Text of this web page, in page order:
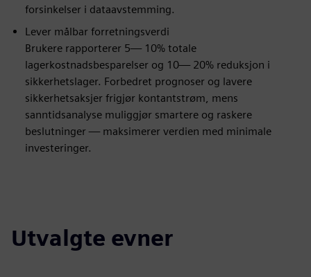
forsinkelser i dataavstemming.
Lever målbar forretningsverdi
Brukere rapporterer 5— 10% totale
lagerkostnadsbesparelser og 10— 20% reduksjon i
sikkerhetslager. Forbedret prognoser og lavere
sikkerhetsaksjer frigjør kontantstrøm, mens
sanntidsanalyse muliggjør smartere og raskere
beslutninger — maksimerer verdien med minimale
investeringer.
Utvalgte evner